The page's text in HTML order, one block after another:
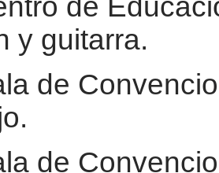
de
y guitarra.
de
de